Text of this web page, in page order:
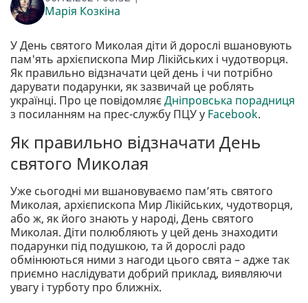
Марія Козкіна
У День святого Миколая діти й дорослі вшановують
пам'ять архієпископа Мир Лікійських і чудотворця.
Як правильно відзначати цей день і чи потрібно
дарувати подарунки, як зазвичай це роблять
українці. Про це повідомляєДніпровська порадниця
з посиланням на прес-службу ПЦУ у Facebook.
Як правильно відзначати День
святого Миколая
Уже сьогодні ми вшановуваємо памʼять святого
Миколая, архієпископа Мир Лікійських, чудотворця,
або ж, як його знають у народі, День святого
Миколая. Діти полюбляють у цей день знаходити
подарунки під подушкою, та й дорослі радо
обмінюються ними з нагоди цього свята – адже так
приємно наслідувати добрий приклад, виявляючи
увагу і турботу про ближніх.